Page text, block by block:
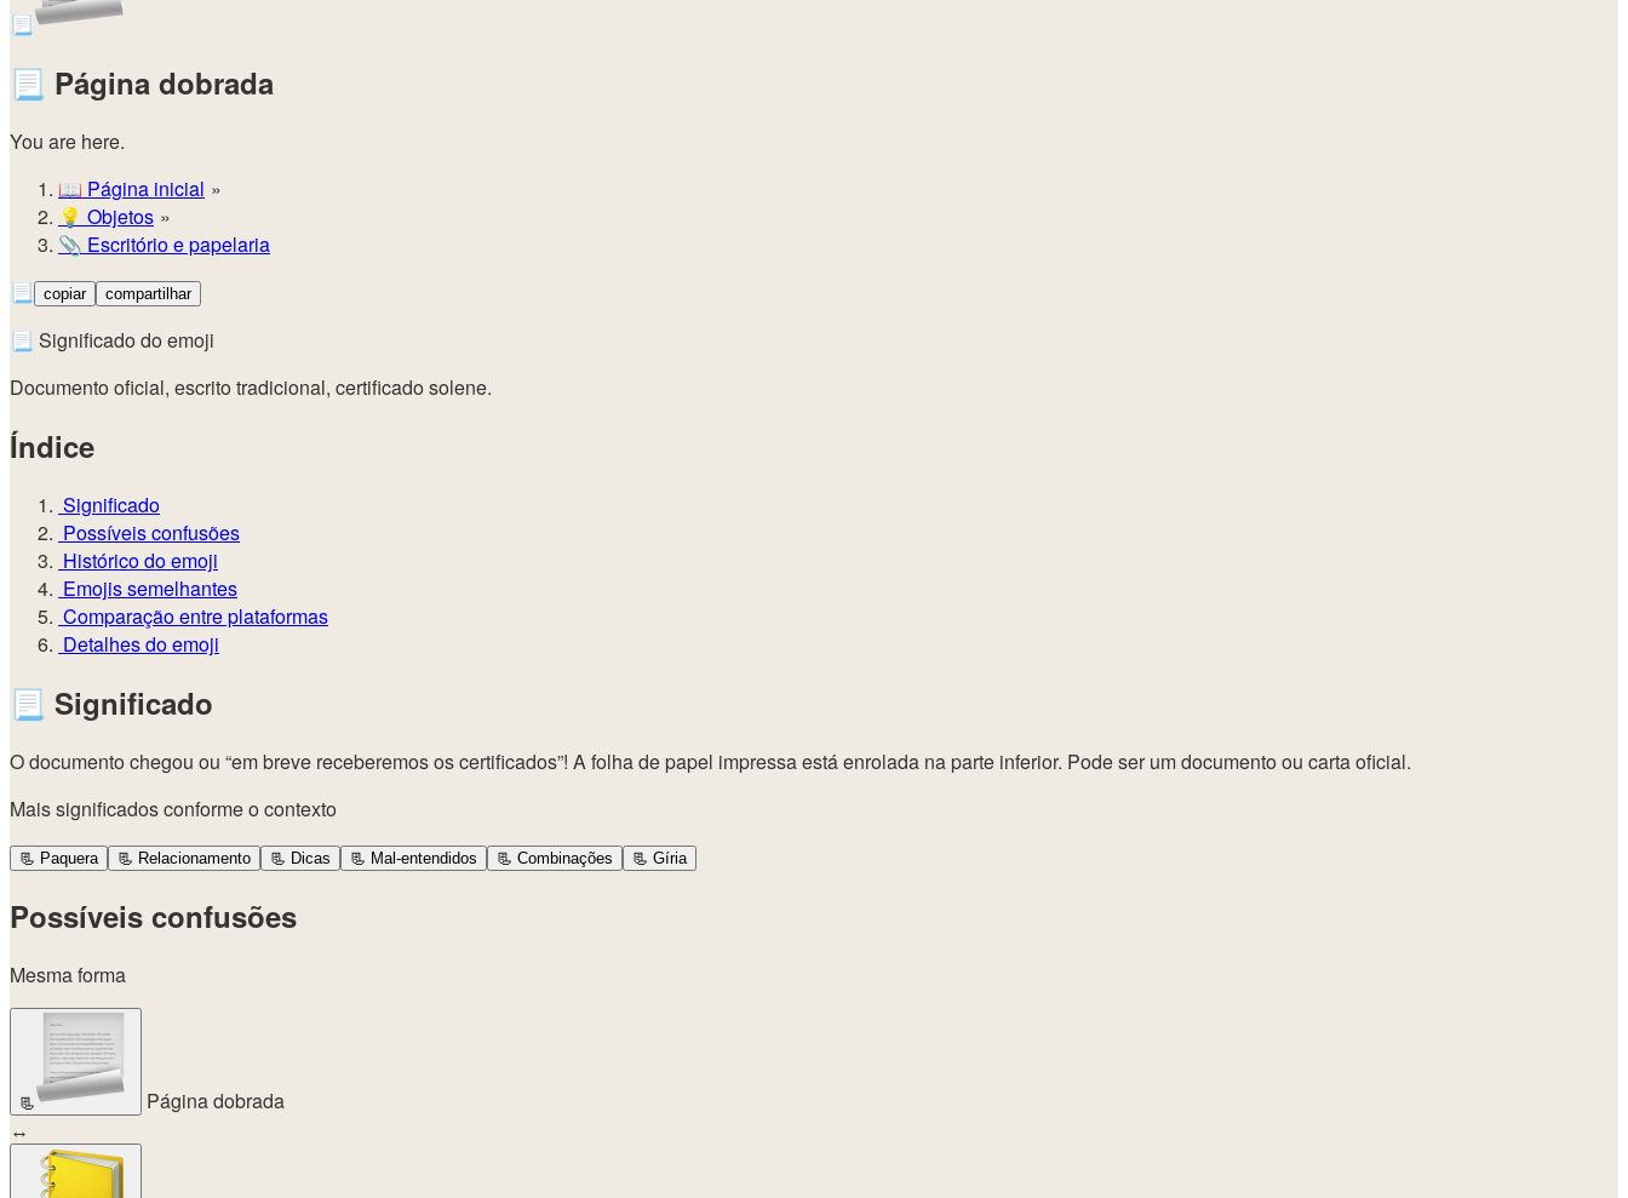
📃
📃 Página dobrada
You are here.
📖 Página inicial
💡️ Objetos
📎 Escritório e papelaria
📃
copiar compartilhar
📃 Significado do emoji
Documento oficial, escrito tradicional, certificado solene.
Índice
Significado
Possíveis confusões
Histórico do emoji
Emojis semelhantes
Comparação entre plataformas
Detalhes do emoji
📃 Significado
O documento chegou ou “em breve receberemos os certificados”! A folha de papel impressa está enrolada na parte inferior. Pode ser um documento ou carta oficial.
Mais significados conforme o contexto
📃 Paquera 📃 Relacionamento 📃 Dicas 📃 Mal-entendidos 📃 Combinações 📃 Gíria
Possíveis confusões
Mesma forma
📃
Página dobrada
↔